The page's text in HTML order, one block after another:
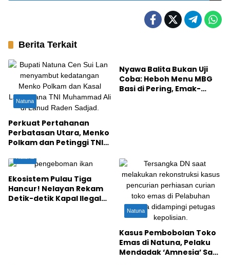
Berita Terkait
Natuna
Perkuat Pertahanan
Perbatasan Utara, Menko
Polkam dan Petinggi TNI
Nyawa Balita Bukan Uji
Coba: Heboh Menu MBG
Basi di Pering, Emak-
Natuna
Ekosistem Pulau Tiga
Hancur! Nelayan Rekam
Detik-detik Kapal Ilegal
Natuna
Kasus Pembobolan Toko
Emas di Natuna, Pelaku
Mendadak ‘Amnesia’ Saat